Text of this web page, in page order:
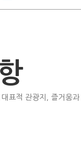
표적 관광지, 즐거움